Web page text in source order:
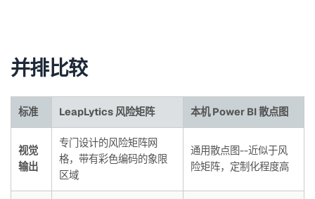
并排比较
标准 LeapLytics 风险矩阵 本机 Power BI 散点图
视觉
输出
专门设计的风险矩阵网
格，带有彩色编码的象限
区域
通用散点图--近似于风
险矩阵，定制化程度高